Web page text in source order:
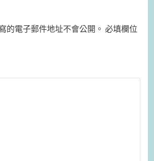
的電子郵件地址不會公開。 必填欄位